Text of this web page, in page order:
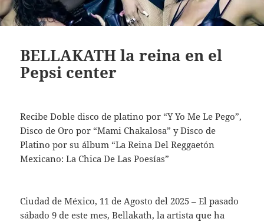
BELLAKATH la reina en el
Pepsi center
Recibe Doble disco de platino por “Y Yo Me Le Pego”,
Disco de Oro por “Mami Chakalosa” y Disco de
Platino por su álbum “La Reina Del Reggaetón
Mexicano: La Chica De Las Poesías”
Ciudad de México, 11 de Agosto del 2025 – El pasado
sábado 9 de este mes, Bellakath, la artista que ha